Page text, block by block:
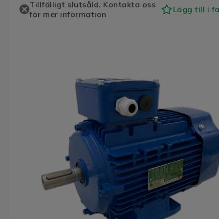
Tillfälligt slutsåld. Kontakta oss
för mer information
Lägg till i